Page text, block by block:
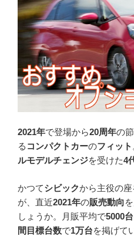
2021年で登場から20周年の
る コンパクトカーのフィット
ルモデルチェンジを受けた4
かつてシビックから主役の
が、直近2021年の販売動向
しょうか。月販平均で5000台
間目標台数で1万台を掲げて